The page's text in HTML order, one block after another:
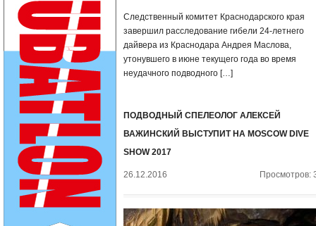
Следственный комитет Краснодарского края
завершил расследование гибели 24-летнего
дайвера из Краснодара Андрея Маслова,
утонувшего в июне текущего года во время
неудачного подводного […]
ПОДВОДНЫЙ СПЕЛЕОЛОГ АЛЕКСЕЙ
ВАЖИНСКИЙ ВЫСТУПИТ НА MOSCOW DIVE
SHOW 2017
26.12.2016 Просмотров: